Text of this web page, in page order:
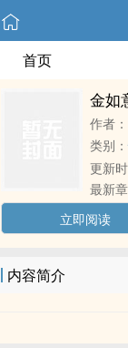
首页
金如
作者：
类别：
更新时
最新章
立即阅读
内容简介